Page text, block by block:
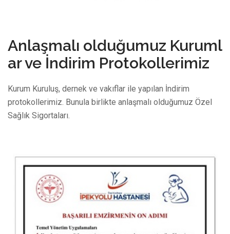
Anlaşmalı olduğumuz Kuruml
ar ve İndirim Protokollerimiz
Kurum Kuruluş, dernek ve vakıflar ile yapılan İndirim
protokollerimiz. Bunula birlikte anlaşmalı olduğumuz Özel
Sağlık Sigortaları.